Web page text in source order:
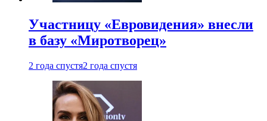
Участницу «Евровидения» внесли
в базу «Миротворец»
2 года спустя2 года спустя